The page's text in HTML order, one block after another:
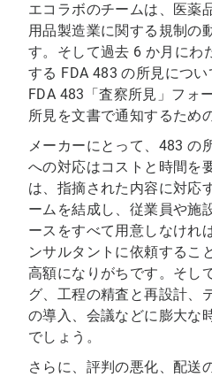
エコラボのチームは、医薬
用品製造業に関する規制の
す。そして過去 6 か月にわ
する FDA 483 の所見につい
FDA 483「査察所見」フォ
所見を文書で通知するため
メーカーにとって、483 の
への対応はコストと時間を
は、指摘された内容に対応
ームを結成し、従業員や施
ースをすべて用意しなけれ
ンサルタントに依頼するこ
高額になりがちです。そし
グ、工程の精査と再設計、
の導入、会議などに膨大な
でしょう。
さらに、評判の悪化、配送